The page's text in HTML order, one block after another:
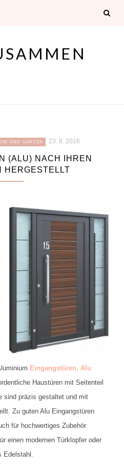
UND GARTEN 23. 8. 2016
(ALU) NACH IHREN
HERGESTELLT
Eingangstüren, Alu
Haustüren mit Seitenteil
sind präzis gestaltet und mit
Zu guten Alu Eingangstüren
für hochwertiges Zubehör
einen modernen Türklopfer oder
Edelstahl.